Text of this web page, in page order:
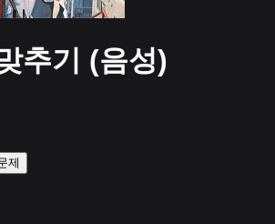
추기 (음성)
제